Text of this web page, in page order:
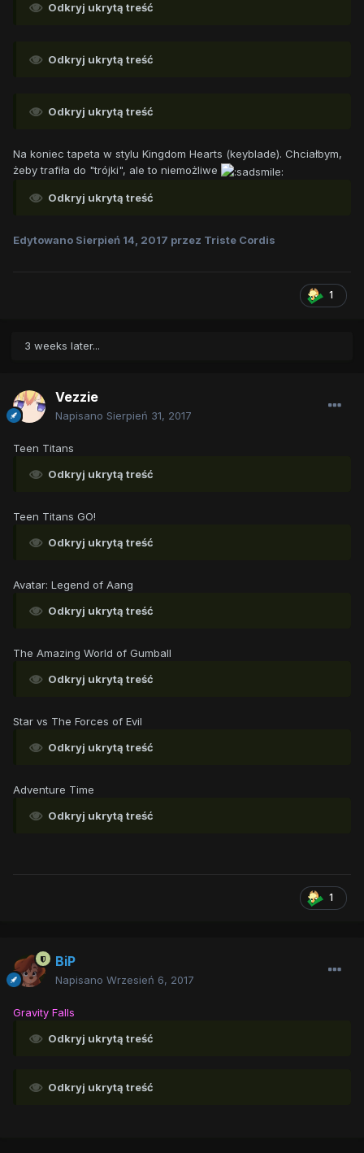
Odkryj ukrytą treść
Odkryj ukrytą treść
Odkryj ukrytą treść
Na koniec tapeta w stylu Kingdom Hearts (keyblade). Chciałbym,
żeby trafiła do "trójki", ale to niemożliwe
Odkryj ukrytą treść
Edytowano Sierpień 14, 2017 przez Triste Cordis
1
3 weeks later...
Vezzie
Napisano Sierpień 31, 2017
Teen Titans
Odkryj ukrytą treść
Teen Titans GO!
Odkryj ukrytą treść
Avatar: Legend of Aang
Odkryj ukrytą treść
The Amazing World of Gumball
Odkryj ukrytą treść
Star vs The Forces of Evil
Odkryj ukrytą treść
Adventure Time
Odkryj ukrytą treść
1
BiP
Napisano Wrzesień 6, 2017
Gravity Falls
Odkryj ukrytą treść
Odkryj ukrytą treść